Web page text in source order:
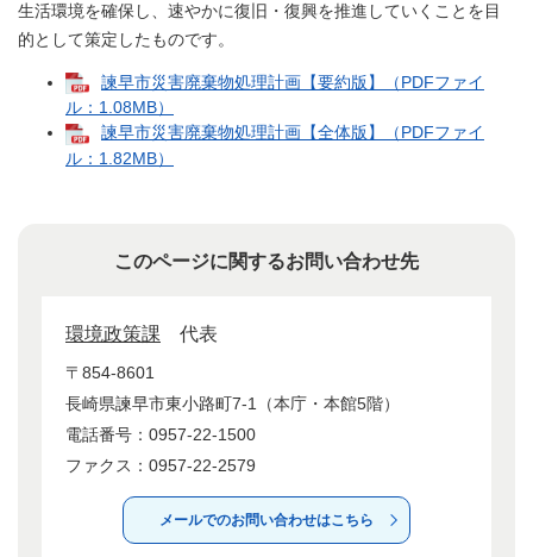
生活環境を確保し、速やかに復旧・復興を推進していくことを目
的として策定したものです。
諫早市災害廃棄物処理計画【要約版】（PDFファイ
ル：1.08MB）
諫早市災害廃棄物処理計画【全体版】（PDFファイ
ル：1.82MB）
このページに関するお問い合わせ先
環境政策課 代表
〒854-8601
長崎県諫早市東小路町7-1（本庁・本館5階）
電話番号：0957-22-1500
ファクス：0957-22-2579
メールでのお問い合わせはこちら